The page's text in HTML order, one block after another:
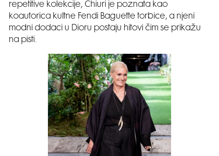
repetitive kolekcije, Chiuri je poznata kao
koautorica kultne Fendi Baguette torbice, a njeni
modni dodaci u Dioru postaju hitovi čim se prikažu
na pisti.